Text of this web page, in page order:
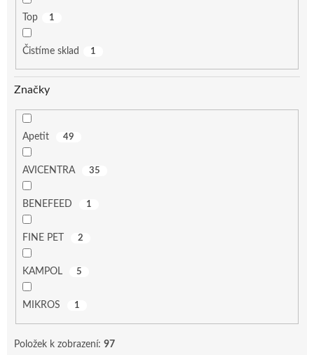
Top 1
Čistíme sklad 1
Značky
Apetit 49
AVICENTRA 35
BENEFEED 1
FINE PET 2
KAMPOL 5
MIKROS 1
Položek k zobrazení: 97